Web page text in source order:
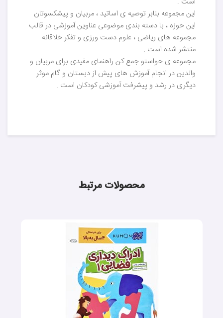
این مجموعه بنابر توصیه ی اساتید ، مربیان و پیشکسوتان
این حوزه ، با دسته بندی موضوعی عناوین آموزشی در قالب
مجموعه های ریاضی ، علوم دست ورزی و تفکر خلاقانه
منتشر شده است .
مجموعه ی حواستو جمع کن راهنمای مفیدی برای مربیان و
والدین در انجام آموزش های پیش از دبستان و گام موثر
دیگری در رشد و پیشرفت آموزشی کودکان است .
محصولات مرتبط